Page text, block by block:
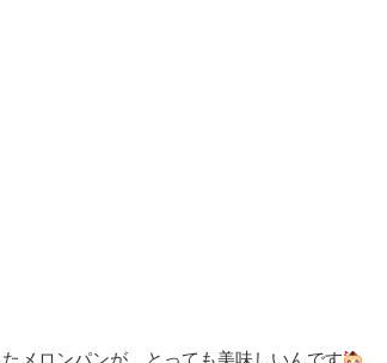
メロンパンが、とっても美味しいんです